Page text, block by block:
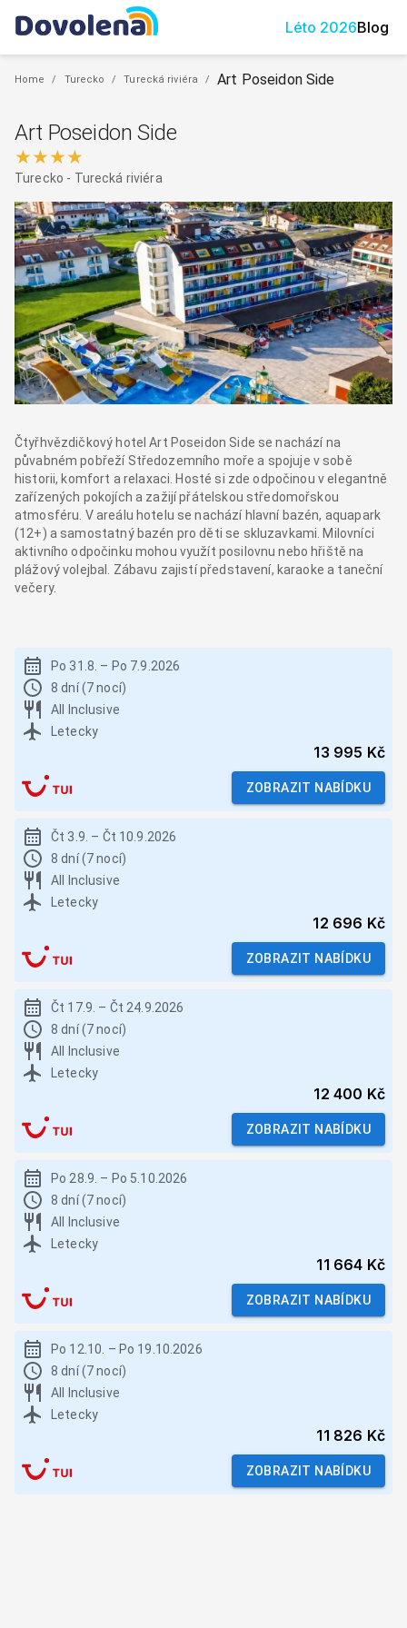
Léto 2026Blog
Home / Turecko / Turecká riviéra / Art Poseidon Side
Art Poseidon Side
★★★★
Turecko - Turecká riviéra
Čtyřhvězdičkový hotel Art Poseidon Side se nachází na
půvabném pobřeží Středozemního moře a spojuje v sobě
historii, komfort a relaxaci. Hosté si zde odpočinou v elegantně
zařízených pokojích a zažijí přátelskou středomořskou
atmosféru. V areálu hotelu se nachází hlavní bazén, aquapark
(12+) a samostatný bazén pro děti se skluzavkami. Milovníci
aktivního odpočinku mohou využít posilovnu nebo hřiště na
plážový volejbal. Zábavu zajistí představení, karaoke a taneční
večery.
Po 31.8. – Po 7.9.2026
8 dní (7 nocí)
All Inclusive
Letecky
13 995 Kč
ZOBRAZIT NABÍDKU
Čt 3.9. – Čt 10.9.2026
8 dní (7 nocí)
All Inclusive
Letecky
12 696 Kč
ZOBRAZIT NABÍDKU
Čt 17.9. – Čt 24.9.2026
8 dní (7 nocí)
All Inclusive
Letecky
12 400 Kč
ZOBRAZIT NABÍDKU
Po 28.9. – Po 5.10.2026
8 dní (7 nocí)
All Inclusive
Letecky
11 664 Kč
ZOBRAZIT NABÍDKU
Po 12.10. – Po 19.10.2026
8 dní (7 nocí)
All Inclusive
Letecky
11 826 Kč
ZOBRAZIT NABÍDKU